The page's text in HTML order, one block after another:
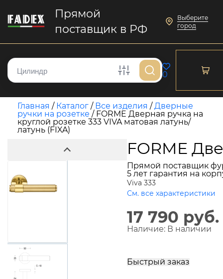
Прямой
поставщик в РФ
Выберите
город
0
Главная / Каталог / Все изделия /Дверные
ручки на розетке / FORME Дверная ручка на
круглой розетке 333 VIVA матовая латунь/
латунь (FIXA)
FORME
Прямой поставщик
5 лет гарантия на
Viva 333
См. все характеристики
17 790 руб.
Наличие: В наличии
Быстрый заказ